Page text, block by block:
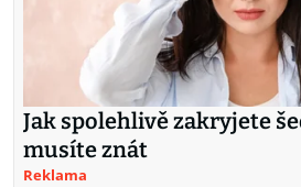
Jak spolehlivě zakryjete
musíte znát
Reklama